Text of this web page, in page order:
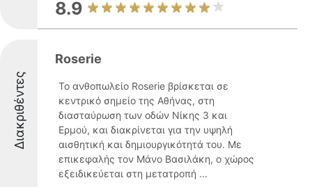
8.9
Διακριθέντες
Roserie
Το ανθοπωλείο Roserie βρίσκεται σε
κεντρικό σημείο της Αθήνας, στη
διασταύρωση των οδών Νίκης 3 και
Ερμού, και διακρίνεται για την υψηλή
αισθητική και δημιουργικότητά του. Με
επικεφαλής τον Μάνο Βασιλάκη, ο χώρος
εξειδικεύεται στη μετατροπή ...